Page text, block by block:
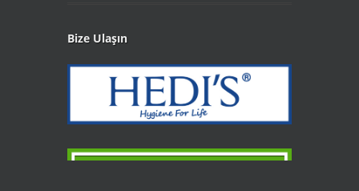
Bize Ulaşın